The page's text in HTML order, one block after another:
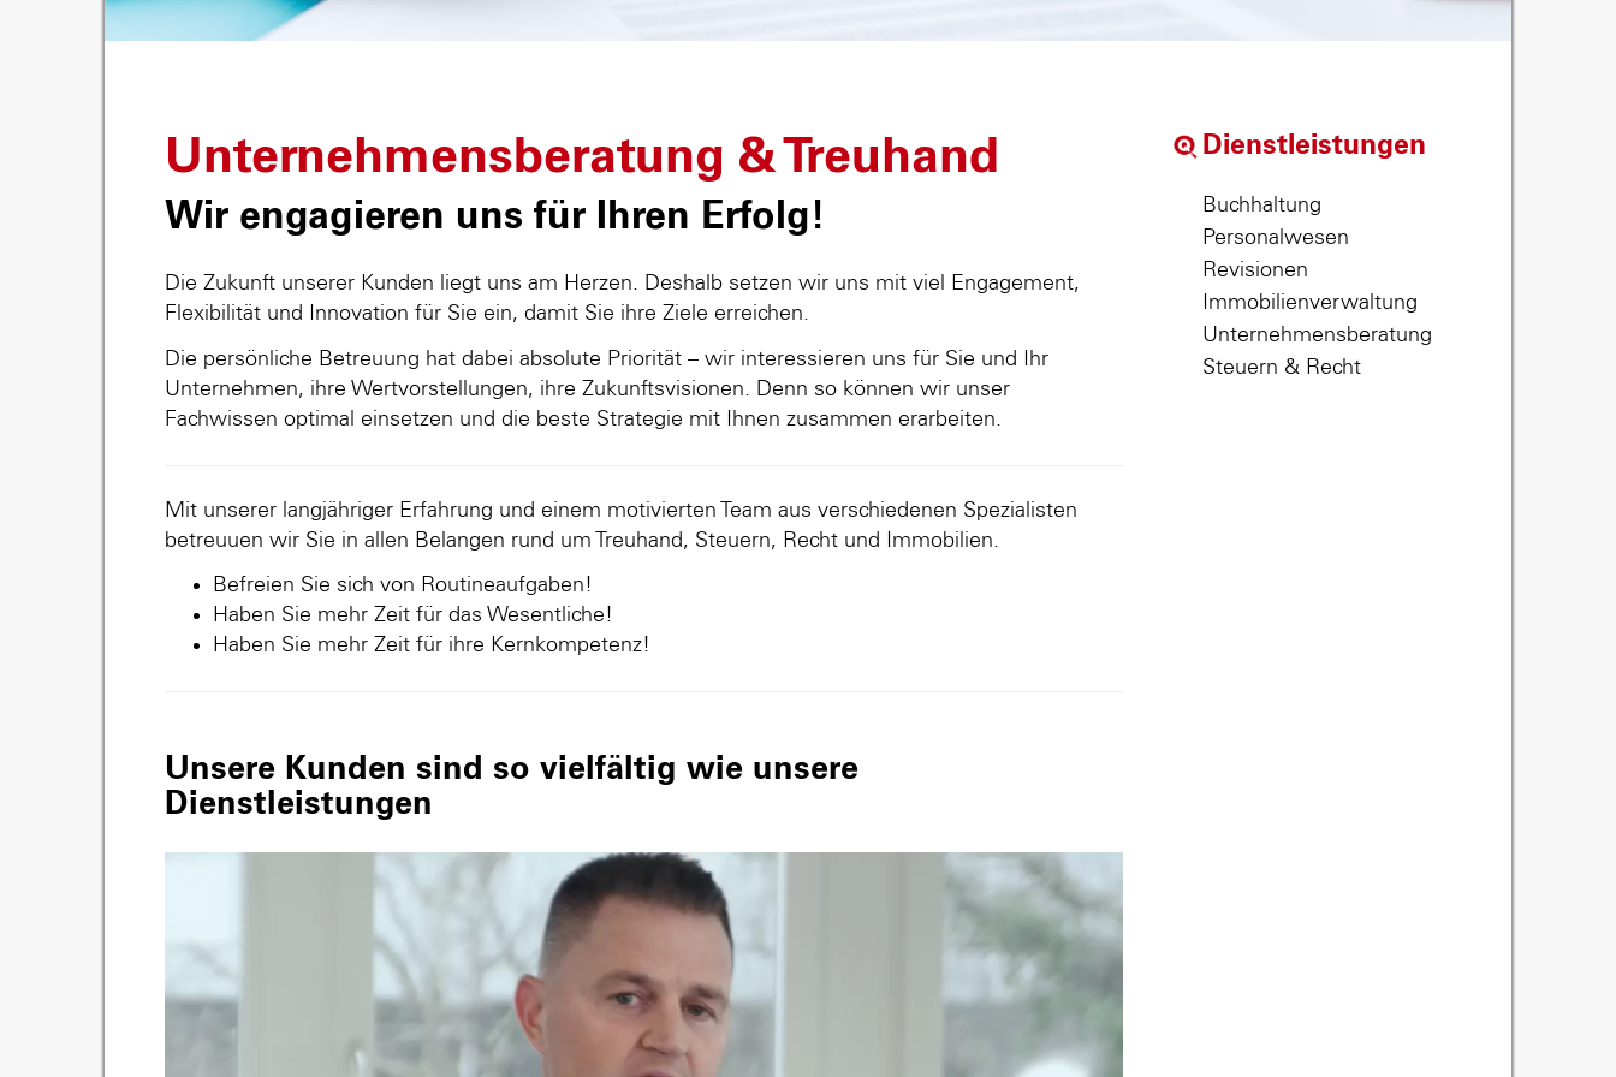
Unternehmensberatung & Treuhand
Wir engagieren uns für Ihren Erfolg!
Die Zukunft unserer Kunden liegt uns am Herzen. Deshalb setzen wir uns mit viel Engagement,
Flexibilität und Innovation für Sie ein, damit Sie ihre Ziele erreichen.
Die persönliche Betreuung hat dabei absolute Priorität – wir interessieren uns für Sie und Ihr
Unternehmen, ihre Wertvorstellungen, ihre Zukunftsvisionen. Denn so können wir unser
Fachwissen optimal einsetzen und die beste Strategie mit Ihnen zusammen erarbeiten.
Mit unserer langjähriger Erfahrung und einem motivierten Team aus verschiedenen Spezialisten
betreuuen wir Sie in allen Belangen rund um Treuhand, Steuern, Recht und Immobilien.
Befreien Sie sich von Routineaufgaben!
Haben Sie mehr Zeit für das Wesentliche!
Haben Sie mehr Zeit für ihre Kernkompetenz!
Unsere Kunden sind so vielfältig wie unsere
Dienstleistungen
Dienstleistungen
Buchhaltung
Personalwesen
Revisionen
Immobilienverwaltung
Unternehmensberatung
Steuern & Recht